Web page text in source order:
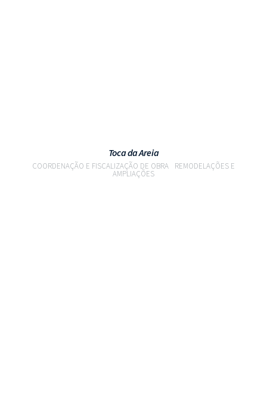
Toca da Areia
COORDENAÇÃO E FISCALIZAÇÃO DE OBRA REMODELAÇÕES E
AMPLIAÇÕES